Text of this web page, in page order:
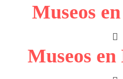
Museos
Museos